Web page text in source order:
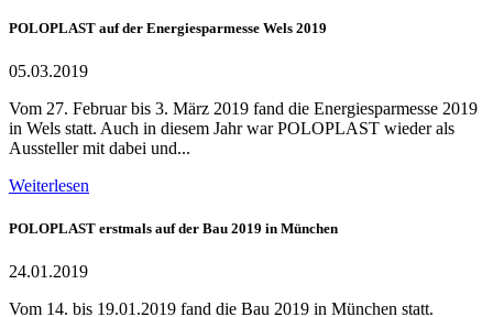
POLOPLAST auf der Energiesparmesse Wels 2019
05.03.2019
Vom 27. Februar bis 3. März 2019 fand die Energiesparmesse 2019
in Wels statt. Auch in diesem Jahr war POLOPLAST wieder als
Aussteller mit dabei und...
Weiterlesen
POLOPLAST erstmals auf der Bau 2019 in München
24.01.2019
Vom 14. bis 19.01.2019 fand die Bau 2019 in München statt.